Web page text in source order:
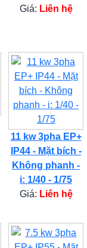
Giá: Liên hệ
11 kw 3pha EP+
IP44 - Mặt bích -
Không phanh -
i: 1/40 - 1/75
Giá: Liên hệ